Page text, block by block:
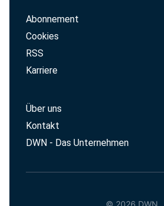
Abonnement
Cookies
RSS
Karriere
Über uns
Kontakt
DWN - Das Unternehmen
© 2026 DWN